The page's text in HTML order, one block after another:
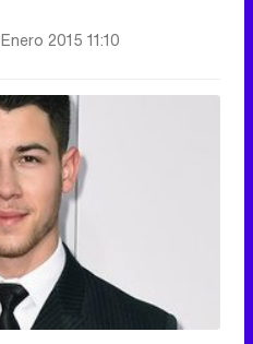
2015 11:10